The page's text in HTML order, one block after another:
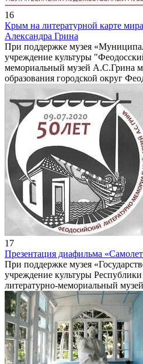
16
Крым на литературной карте мира
Александра Грина
При поддержке музея
учреждение культуры
мемориальный музей А.С.Грина
образования городской округ
17
Презентация диафильма
При поддержке музея
учреждение культуры
литературно-мемориальный